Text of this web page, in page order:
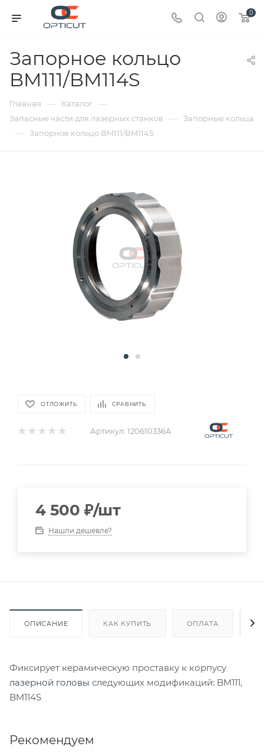
0
Запорное кольцо
BM111/BM114S
Главная — Каталог —
Запасные части для лазерных станков — Запорные кольца
— Запорное кольцо BM111/BM114S
ОТЛОЖИТЬ СРАВНИТЬ
Артикул: 120610336A
4 500 ₽/шт
Нашли дешевле?
ОПИСАНИЕ КАК КУПИТЬ ОПЛАТА
Фиксирует керамическую проставку к корпусу
лазерной головы следующих модификаций: BM111,
BM114S
Рекомендуем